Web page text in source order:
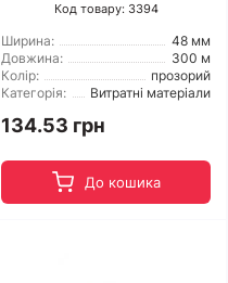
Код товару: 3394
Ширина:
48 мм
Довжина:
300 м
Колір:
прозорий
Категорія:
Витратні матеріали
134.53 грн
До кошика